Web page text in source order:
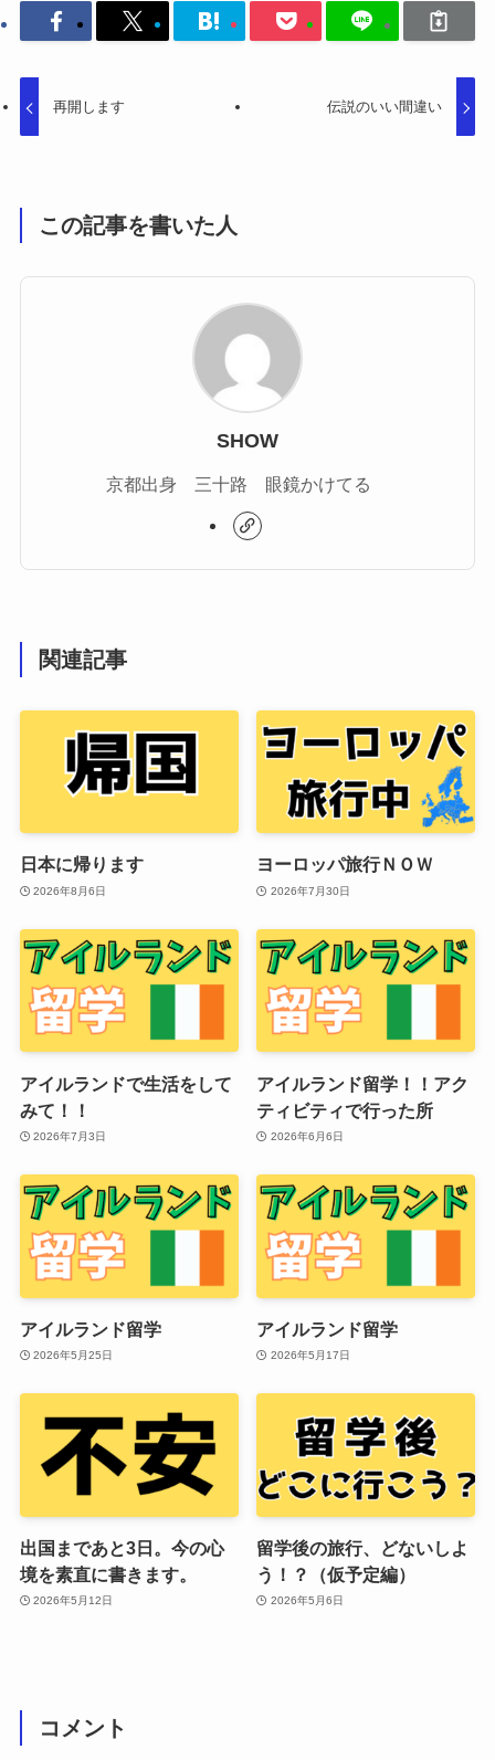
再開します 伝説のいい間違い
この記事を書いた人
SHOW
京都出身 三十路 眼鏡かけてる
関連記事
日本に帰ります
2026年8月6日
ヨーロッパ旅行ＮＯＷ
2026年7月30日
アイルランドで生活をして
みて！！
2026年7月3日
アイルランド留学！！アク
ティビティで行った所
2026年6月6日
アイルランド留学
2026年5月25日
アイルランド留学
2026年5月17日
出国まであと3日。今の心
境を素直に書きます。
2026年5月12日
留学後の旅行、どないしよ
う！？（仮予定編）
2026年5月6日
コメント